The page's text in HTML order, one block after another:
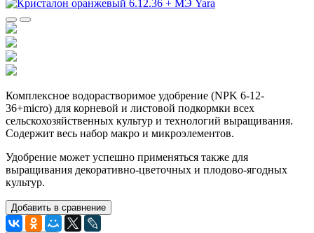
Комплексное водорастворимое удобрение (NPK 6-12-
36+micro) для корневой и листовой подкормки всех
сельскохозяйственных культур и технологий выращивания.
Содержит весь набор макро и микроэлементов.
Удобрение может успешно применяться также для
выращивания декоративно-цветочных и плодово-ягодных
культур.
Добавить в сравнение